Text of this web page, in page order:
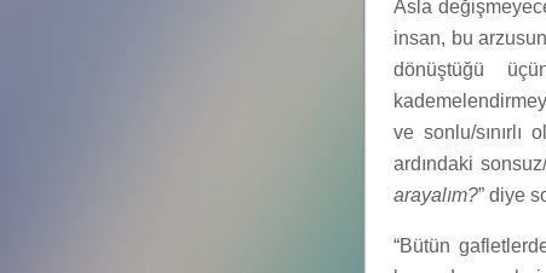
Asla
insan, bu
dönüştüğü
ve sonlu/sınırlı
ardındaki
arayalım?” diye
“Bütün